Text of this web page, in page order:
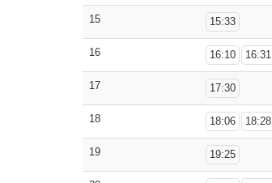
15 15:33
16 16:10 16:31
17 17:30
18 18:06 18:28
19 19:25